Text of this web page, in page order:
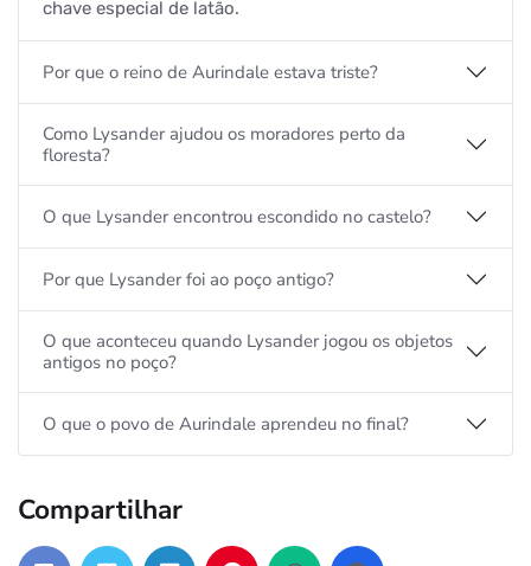
chave especial de latão.
Por que o reino de Aurindale estava triste?
Como Lysander ajudou os moradores perto da
floresta?
O que Lysander encontrou escondido no castelo?
Por que Lysander foi ao poço antigo?
O que aconteceu quando Lysander jogou os objetos
antigos no poço?
O que o povo de Aurindale aprendeu no final?
Compartilhar